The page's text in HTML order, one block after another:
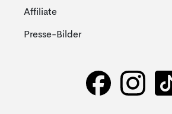
Affiliate
Presse-Bilder